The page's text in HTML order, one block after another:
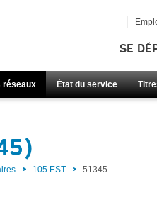
SE
réseaux État du service
105 EST 51345